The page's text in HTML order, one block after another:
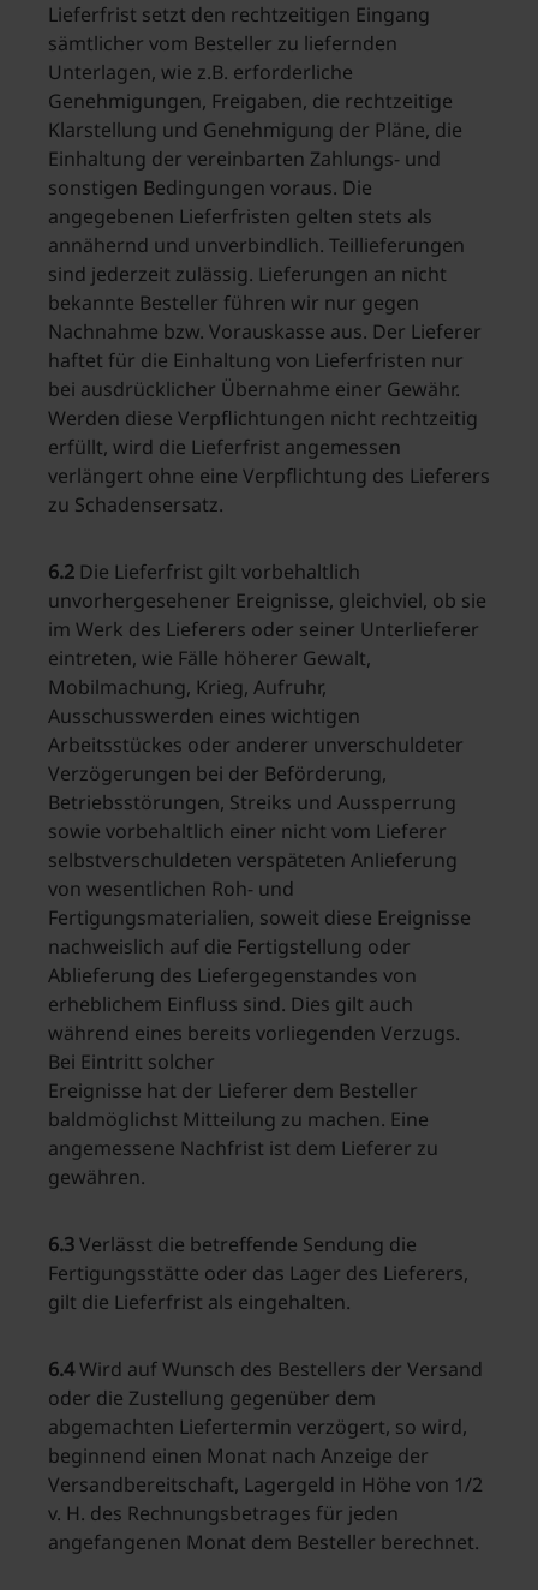
Lieferfrist setzt den rechtzeitigen Eingang
sämtlicher vom Besteller zu liefernden
Unterlagen, wie z.B. erforderliche
Genehmigungen, Freigaben, die rechtzeitige
Klarstellung und Genehmigung der Pläne, die
Einhaltung der vereinbarten Zahlungs- und
sonstigen Bedingungen voraus. Die
angegebenen Lieferfristen gelten stets als
annähernd und unverbindlich. Teillieferungen
sind jederzeit zulässig. Lieferungen an nicht
bekannte Besteller führen wir nur gegen
Nachnahme bzw. Vorauskasse aus. Der Lieferer
haftet für die Einhaltung von Lieferfristen nur
bei ausdrücklicher Übernahme einer Gewähr.
Werden diese Verpflichtungen nicht rechtzeitig
erfüllt, wird die Lieferfrist angemessen
verlängert ohne eine Verpflichtung des Lieferers
zu Schadensersatz.
6.2 Die Lieferfrist gilt vorbehaltlich
unvorhergesehener Ereignisse, gleichviel, ob sie
im Werk des Lieferers oder seiner Unterlieferer
eintreten, wie Fälle höherer Gewalt,
Mobilmachung, Krieg, Aufruhr,
Ausschusswerden eines wichtigen
Arbeitsstückes oder anderer unverschuldeter
Verzögerungen bei der Beförderung,
Betriebsstörungen, Streiks und Aussperrung
sowie vorbehaltlich einer nicht vom Lieferer
selbstverschuldeten verspäteten Anlieferung
von wesentlichen Roh- und
Fertigungsmaterialien, soweit diese Ereignisse
nachweislich auf die Fertigstellung oder
Ablieferung des Liefergegenstandes von
erheblichem Einfluss sind. Dies gilt auch
während eines bereits vorliegenden Verzugs.
Bei Eintritt solcher
Ereignisse hat der Lieferer dem Besteller
baldmöglichst Mitteilung zu machen. Eine
angemessene Nachfrist ist dem Lieferer zu
gewähren.
6.3Verlässt die betreffende Sendung die
Fertigungsstätte oder das Lager des Lieferers,
gilt die Lieferfrist als eingehalten.
6.4Wird auf Wunsch des Bestellers der Versand
oder die Zustellung gegenüber dem
abgemachten Liefertermin verzögert, so wird,
beginnend einen Monat nach Anzeige der
Versandbereitschaft, Lagergeld in Höhe von 1/2
v. H. des Rechnungsbetrages für jeden
angefangenen Monat dem Besteller berechnet.